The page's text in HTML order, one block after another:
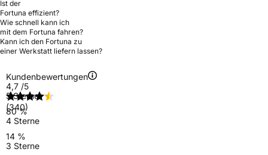
Ist der
Fortuna effizient?
Wie schnell kann ich
mit dem Fortuna fahren?
Kann ich den Fortuna zu
einer Werkstatt liefern lassen?
Kundenbewertungen
4,7 /5
(340)
5 Sterne
80 %
4 Sterne
14 %
3 Sterne